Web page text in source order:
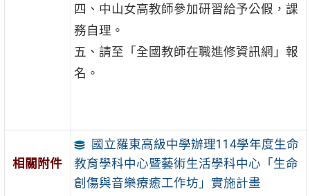
四、中山女高教師參加研習給予公假，課
務自理。
五、請至「全國教師在職進修資訊網」報
名。
相關附件
國立羅東高級中學辦理114學年度生命
教育學科中心暨藝術生活學科中心「生命
創傷與音樂療癒工作坊」實施計畫